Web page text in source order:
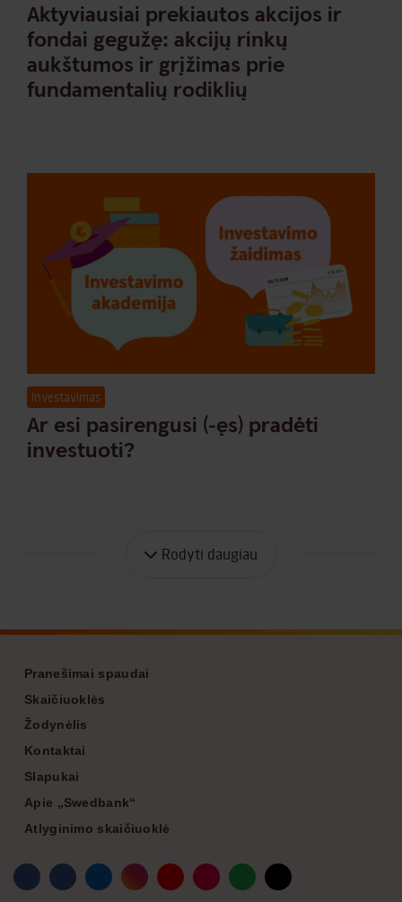
Aktyviausiai prekiautos akcijos ir
fondai gegužę: akcijų rinkų
aukštumos ir grįžimas prie
fundamentalių rodiklių
Investavimas
Ar esi pasirengusi (-ęs) pradėti
investuoti?
Rodyti daugiau
Footer
Pranešimai spaudai
Skaičiuoklės
Žodynėlis
Kontaktai
Slapukai
Apie „Swedbank“
Atlyginimo skaičiuoklė